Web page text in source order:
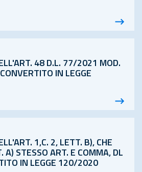
48 D.L. 77/2021 MOD.
IN LEGGE
1,C. 2, LETT. B), CHE
A) STESSO ART. E COMMA, DL
IN LEGGE 120/2020